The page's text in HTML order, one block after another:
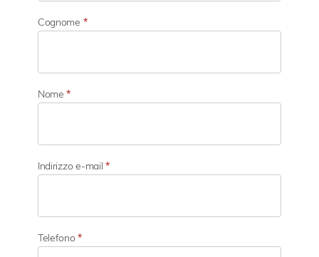
e
t
e
d
t
t
i
t
à
Cognome *
Nome*
Indirizzo e-mail*
Telefono*